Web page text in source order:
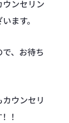
ンセリン
ます。
、お待ち
ウンセリ
！